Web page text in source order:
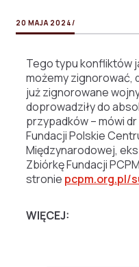
20 MAJA 2024 /
Tego typu konfliktów
możemy zignorować,
już zignorowane
doprowadziły do
przypadków – mówi
Fundacji Polskie
Międzynarodowej,
Zbiórkę Fundacji
stronie pcpm.org.pl/
WIĘCEJ: